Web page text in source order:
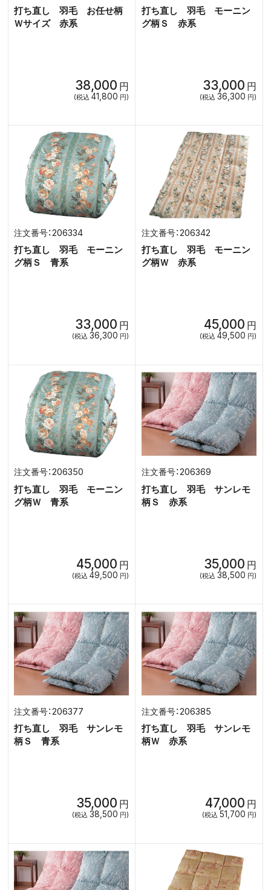
打ち直し 羽毛 お任せ柄
Ｗサイズ 赤系
38,000 円
(税込 41,800 円)
打ち直し 羽毛 モーニン
グ柄Ｓ 赤系
33,000 円
(税込 36,300 円)
206334
打ち直し 羽毛 モーニン
グ柄Ｓ 青系
33,000 円
(税込 36,300 円)
206342
打ち直し 羽毛 モーニン
グ柄Ｗ 赤系
45,000 円
(税込 49,500 円)
206350
打ち直し 羽毛 モーニン
グ柄Ｗ 青系
45,000 円
(税込 49,500 円)
206369
打ち直し 羽毛 サンレモ
柄Ｓ 赤系
35,000 円
(税込 38,500 円)
206377
打ち直し 羽毛 サンレモ
柄Ｓ 青系
35,000 円
(税込 38,500 円)
206385
打ち直し 羽毛 サンレモ
柄Ｗ 赤系
47,000 円
(税込 51,700 円)